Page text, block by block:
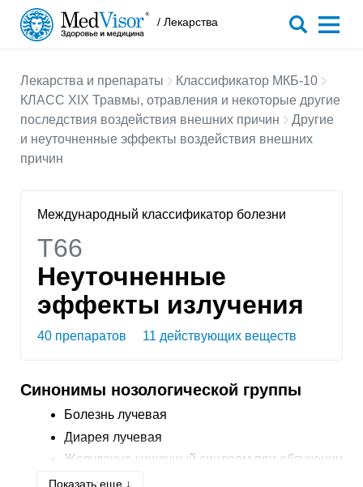
/ Лекарства
Лекарства и препараты
Классификатор МКБ-10
КЛАСС XIX Травмы, отравления и некоторые другие
последствия воздействия внешних причин
Другие
и неуточненные эффекты воздействия внешних
причин
Международный классификатор болезни
T66
Неуточненные
эффекты излучения
40 препаратов 11 действующих веществ
Синонимы нозологической группы
Болезнь лучевая
Диарея лучевая
Желудочно-кишечный синдром при облучении
Лучевая болезнь
Показать еще ↓